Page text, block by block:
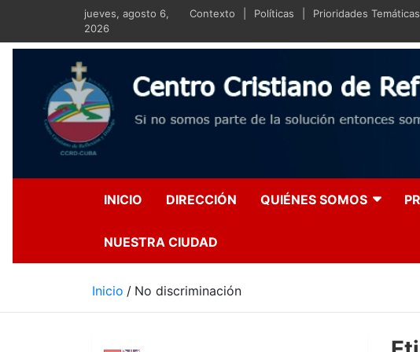
contenido
jueves, agosto 6,
2026
Contexto Políticas Prioridades Temáticas
Centro Cristiano
Si no somos parte de la solución
INICIO DIRECCIÓN QUIÉNES SOMOS
NUESTRA CIUDAD
Inicio No discriminación